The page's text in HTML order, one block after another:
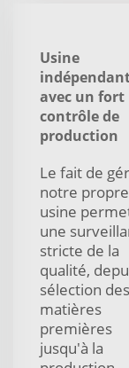
Usine
avec un fort
contrôle de
production
Le fait de
notre propre
usine
une
stricte de la
qualité,
sélection des
matières
premières
jusqu'à la